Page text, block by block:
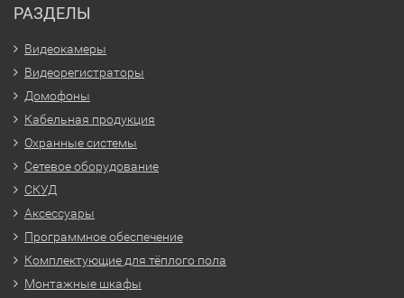
РАЗДЕЛЫ
Видеокамеры
Видеорегистраторы
Домофоны
Кабельная продукция
Охранные системы
Сетевое оборудование
СКУД
Аксессуары
Программное обеспечение
Комплектующие для тёплого пола
Монтажные шкафы